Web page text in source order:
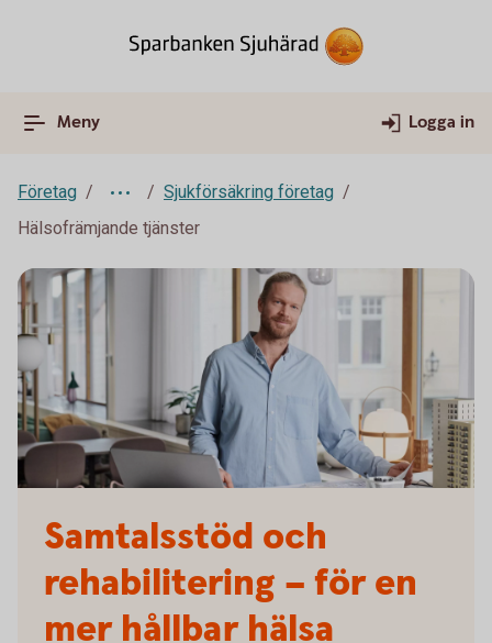
Meny Logga in
Företag
Sjukförsäkring företag
Hälsofrämjande tjänster
Samtalsstöd och
rehabilitering – för en
mer hållbar hälsa